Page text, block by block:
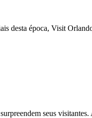
desta época, Visit
seus